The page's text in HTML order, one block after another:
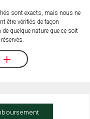
sont exacts, mais nous ne
être vérifiés de façon
quelque nature que ce soit